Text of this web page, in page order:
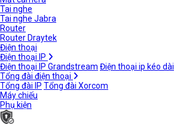
Tai nghe
Tai nghe Jabra
Router
Router Draytek
Điện thoại
Điện thoại IP
Điện thoại IP Grandstream Điện thoại ip kéo dài
Tổng đài điện thoại
Tổng đài IP Tổng đài Xorcom
Máy chiếu
Phụ kiện